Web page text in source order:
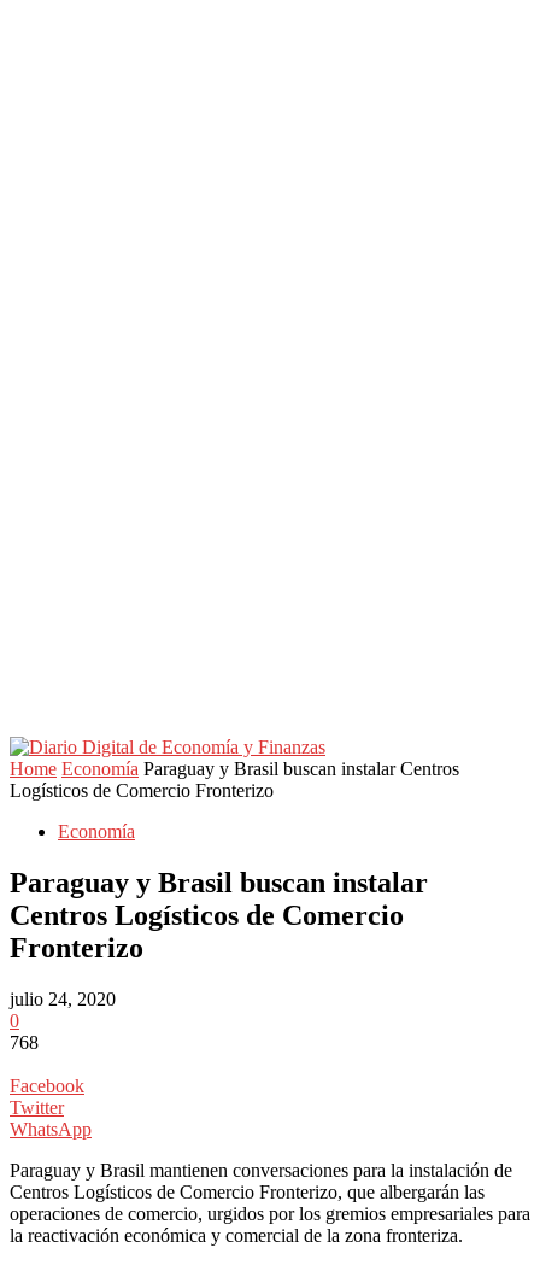
Home Economía Paraguay y Brasil buscan instalar Centros
Logísticos de Comercio Fronterizo
Economía
Paraguay y Brasil buscan instalar
Centros Logísticos de Comercio
Fronterizo
julio 24, 2020
0
768
Facebook
Twitter
WhatsApp
Paraguay y Brasil mantienen conversaciones para la instalación de
Centros Logísticos de Comercio Fronterizo, que albergarán las
operaciones de comercio, urgidos por los gremios empresariales para
la reactivación económica y comercial de la zona fronteriza.